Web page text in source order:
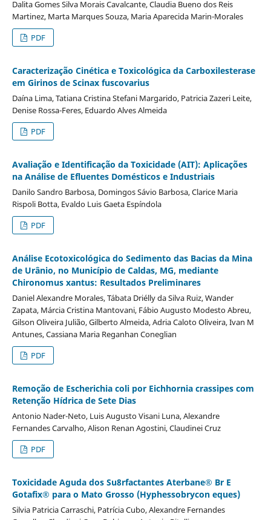
Dalita Gomes Silva Morais Cavalcante, Claudia Bueno dos Reis
Martinez, Marta Marques Souza, Maria Aparecida Marin-Morales
PDF
Caracterização Cinética e Toxicológica da Carboxilesterase
em Girinos de Scinax fuscovarius
Daína Lima, Tatiana Cristina Stefani Margarido, Patricia Zazeri Leite,
Denise Rossa-Feres, Eduardo Alves Almeida
PDF
Avaliação e Identificação da Toxicidade (AIT): Aplicações
na Análise de Efluentes Domésticos e Industriais
Danilo Sandro Barbosa, Domingos Sávio Barbosa, Clarice Maria
Rispoli Botta, Evaldo Luis Gaeta Espíndola
PDF
Análise Ecotoxicológica do Sedimento das Bacias da Mina
de Urânio, no Município de Caldas, MG, mediante
Chironomus xantus: Resultados Preliminares
Daniel Alexandre Morales, Tábata Driélly da Silva Ruiz, Wander
Zapata, Márcia Cristina Mantovani, Fábio Augusto Modesto Abreu,
Gilson Oliveira Julião, Gilberto Almeida, Adria Caloto Oliveira, Ivan M
Antunes, Cassiana Maria Reganhan Coneglian
PDF
Remoção de Escherichia coli por Eichhornia crassipes com
Retenção Hídrica de Sete Dias
Antonio Nader-Neto, Luis Augusto Visani Luna, Alexandre
Fernandes Carvalho, Alison Renan Agostini, Claudinei Cruz
PDF
Toxicidade Aguda dos Su8rfactantes Aterbane® Br E
Gotafix® para o Mato Grosso (Hyphessobrycon eques)
Silvia Patricia Carraschi, Patrícia Cubo, Alexandre Fernandes